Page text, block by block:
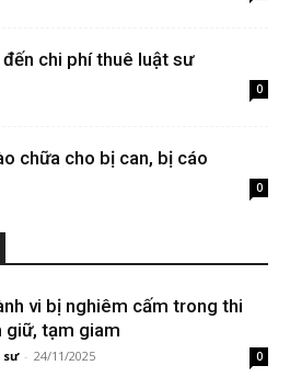
chi phí thuê luật sư
0
chữa cho bị can, bị cáo
0
vi bị nghiêm cấm trong thi
giữ, tạm giam
sư - 24/11/2025 0